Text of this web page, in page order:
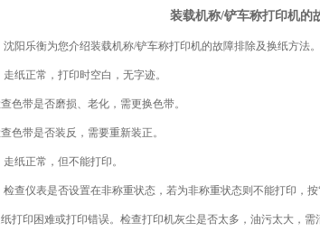
装载机称/铲车称打印机的
乐衡为您介绍装载机称/铲车称打印机的故障排除及换纸方法。
走纸正常，打印时空白，无字迹。
色带是否磨损、老化，需更换色带。
色带是否装反，需要重新装正。
走纸正常，但不能打印。
仪表是否设置在非称重状态，若为非称重状态则不能打印，按“
纸打印困难或打印错误。检查打印机灰尘是否太多，油污太大，需